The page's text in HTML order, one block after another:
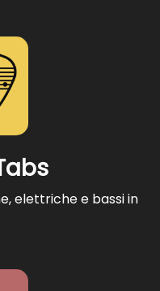
elettriche e bassi in